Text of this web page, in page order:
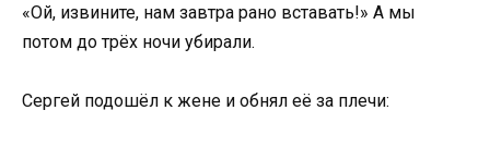
«Ой, извините, нам завтра рано вставать!» А мы
потом до трёх ночи убирали.
Сергей подошёл к жене и обнял её за плечи: